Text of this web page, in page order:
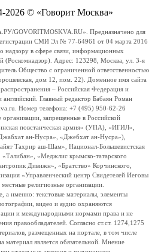
2026 © «Говорит Москва»
GOVORITMOSKVA.RU». Предназначено для
СМИ Эл № 77-64961 от 04 марта 2016
надзору в сфере связи, информационных
(Роскомнадзор). Адрес: 123298, Москва, ул. 3-я
Общество с ограниченной ответственностью
дом 12, пом. 22). Доменное имя сайта
– Российская Федерация и
Главный редактор Бабаян Роман
Номер телефона: +7 (495) 950-62-26
запрещенные в Российской
повстанческая армия» (УПА), «ИГИЛ»,
ан-Нусра», «Джебхат ан-Нусра»),
Тахрир аш-Шам», Национал-Большевистская
«Меджлис крымско-татарского
Дивижн», «Братство» Корчинского,
«Управленческий центр Свидетелей Иеговы
религиозные организации.
а именно: текстовые материалы, элементы
видео и аудио охраняются
и международными нормами права и не
правообладателей. Согласно ст.ст. 1274,1275
размещенных на портале, в том числе
материал является обязательной. Мнение